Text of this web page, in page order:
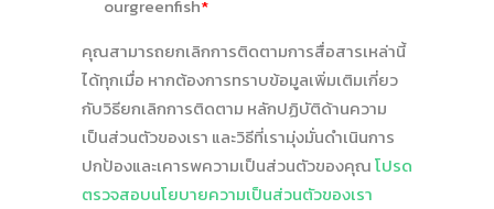
ourgreenfish*
คุณสามารถยกเลิกการติดตามการสื่อสารเหล่านี้
ได้ทุกเมื่อ หากต้องการทราบข้อมูลเพิ่มเติมเกี่ยว
กับวิธียกเลิกการติดตาม หลักปฏิบัติด้านความ
เป็นส่วนตัวของเรา และวิธีที่เรามุ่งมั่นดำเนินการ
ปกป้องและเคารพความเป็นส่วนตัวของคุณโปรด
ตรวจสอบนโยบายความเป็นส่วนตัวของเรา